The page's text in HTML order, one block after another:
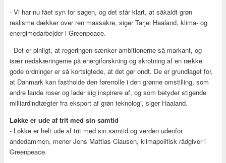
- Vi har nu fået syn for sagen, og det står klart, at såkaldt grøn
realisme dækker over ren massakre, siger Tarjei Haaland, klima- og
energimedarbejder i Greenpeace.
- Det er pinligt, at regeringen sænker ambitionerne så markant, og
især nedskæringerne på energiforskning og skrotning af en række
gode ordninger er så kortsigtede, at det gør ondt. De er grundlaget for,
at Danmark kan fastholde den førerrolle i den grønne omstilling, som
andre lande roser og lader sig inspirere af, og som betyder stigende
milliardindtægter fra eksport af grøn teknologi, siger Haaland.
Løkke er ude af trit med sin samtid
- Løkke er helt ude af trit med sin samtid og verden udenfor
andedammen, mener Jens Mattias Clausen, klimapolitisk rådgiver i
Greenpeace.